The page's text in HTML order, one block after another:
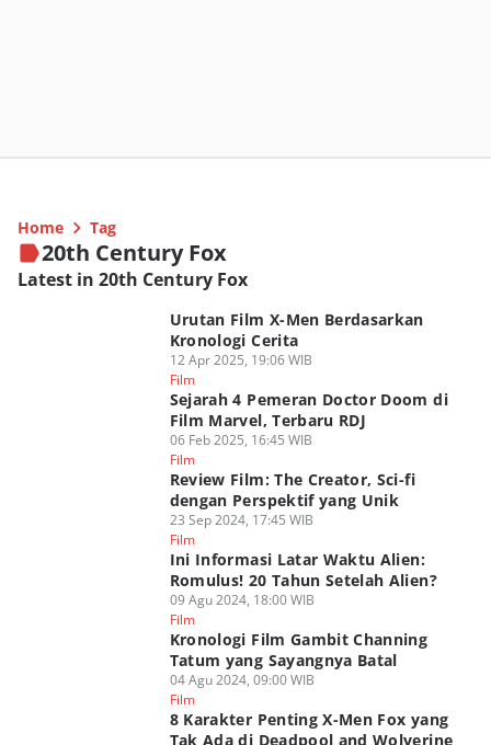
Home Tag
20th Century Fox
Latest in 20th Century Fox
Urutan Film X-Men Berdasarkan
Kronologi Cerita
12 Apr 2025, 19:06 WIB
Film
Sejarah 4 Pemeran Doctor Doom di
Film Marvel, Terbaru RDJ
06 Feb 2025, 16:45 WIB
Film
Review Film: The Creator, Sci-fi
dengan Perspektif yang Unik
23 Sep 2024, 17:45 WIB
Film
Ini Informasi Latar Waktu Alien:
Romulus! 20 Tahun Setelah Alien?
09 Agu 2024, 18:00 WIB
Film
Kronologi Film Gambit Channing
Tatum yang Sayangnya Batal
04 Agu 2024, 09:00 WIB
Film
8 Karakter Penting X-Men Fox yang
Tak Ada di Deadpool and Wolverine